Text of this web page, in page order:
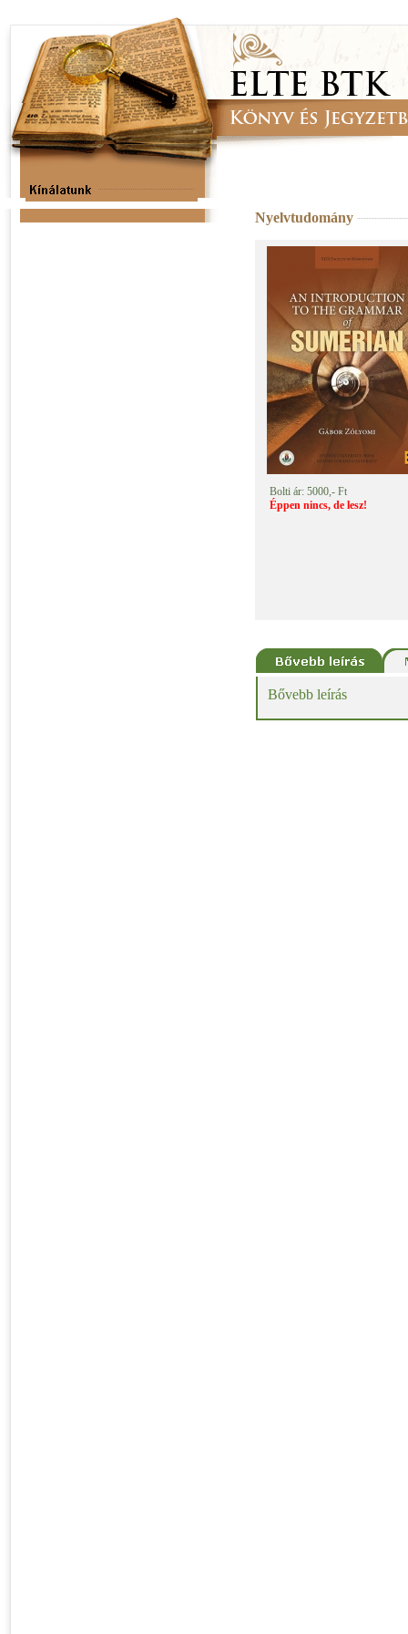
Nyelvtudomány
Bolti ár: 5000,- Ft
Éppen nincs, de lesz!
Bővebb leírás